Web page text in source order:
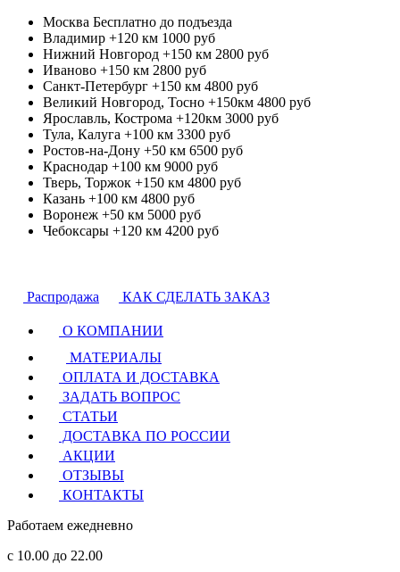
Москва Бесплатно до подъезда
Владимир +120 км 1000 руб
Нижний Новгород +150 км 2800 руб
Иваново +150 км 2800 руб
Санкт-Петербург +150 км 4800 руб
Великий Новгород, Тосно +150км 4800 руб
Ярославль, Кострома +120км 3000 руб
Тула, Калуга +100 км 3300 руб
Ростов-на-Дону +50 км 6500 руб
Краснодар +100 км 9000 руб
Тверь, Торжок +150 км 4800 руб
Казань +100 км 4800 руб
Воронеж +50 км 5000 руб
Чебоксары +120 км 4200 руб
Распродажа КАК СДЕЛАТЬ ЗАКАЗ
О КОМПАНИИ
МАТЕРИАЛЫ
ОПЛАТА И ДОСТАВКА
ЗАДАТЬ ВОПРОС
СТАТЬИ
ДОСТАВКА ПО РОССИИ
АКЦИИ
ОТЗЫВЫ
КОНТАКТЫ
Работаем ежедневно
с 10.00 до 22.00